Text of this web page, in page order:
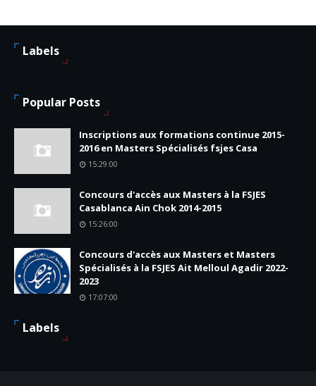
Labels
Popular Posts
Inscriptions aux formations continue 2015-
2016 en Masters Spécialisés fsjes Casa
15:29:00
Concours d'accès aux Masters à la FSJES
Casablanca Ain Chok 2014-2015
15:26:00
Concours d'accès aux Masters et Masters
Spécialisés à la FSJES Ait Melloul Agadir 2022-
2023
17:07:00
Labels